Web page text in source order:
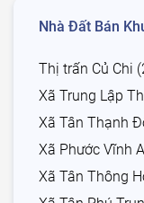
Nhà Đất Bán
Thị trấn Củ Chi
Xã Trung Lập
Xã Tân Thạnh
Xã Phước Vĩnh
Xã Tân Thông